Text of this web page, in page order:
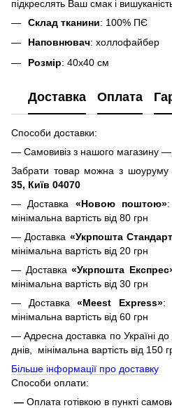
підкреслять Ваш смак і
Склад тканини: 100% ПЄ
Наповнювач: холлофайбер
Розмір: 40х40 см
Доставка Оплата
Способи доставки:
— Самовивіз з нашого магазину —
Забрати товар можна з шоуруму
35, Київ 04070
— Доставка «Новою поштою»:
мінімальна вартість від 80 грн
— Доставка «Укрпошта
мінімальна вартість від 20 грн
— Доставка«Укрпошта
мінімальна вартість від 30 грн
— Доставка«Meest Express»:
мінімальна вартість від 60 грн
— Адресна доставка по Україні
днів, мінімальна вартість від 150
Більше інформації про доставку
Способи оплати:
— Оплата готівкою в пункті